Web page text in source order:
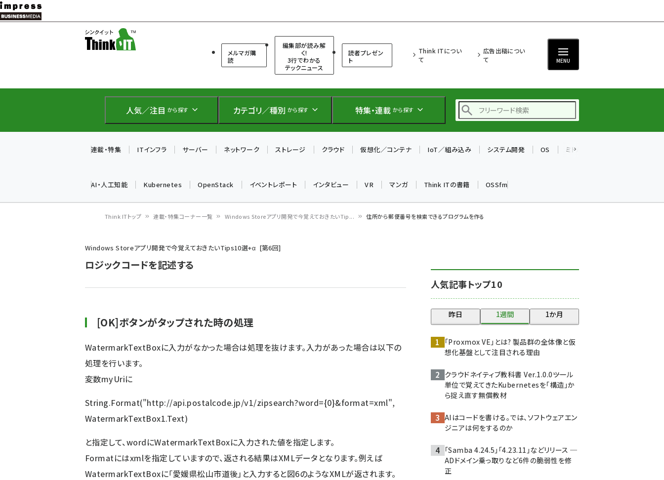
メ
イ
テ
に
メルマガ購
読
編集部が読み解
く!
3行でわかる
テックニュース
読者プレゼン
ト
Think ITについ
て
広告出稿につい
て
MENU
人気／注目 から探す カテゴリ／種別 から探す 特集・連載 から探す
仲間と築いた勝利の絆～
drupal (1963)
genai (1492)
abc123 (1367)
連載・特集 ITインフラ サーバー ネットワーク ストレージ クラウド 仮想化／コンテナ IoT／組み込み システム開発 OS ミドルウェア
AI・人工知能 Kubernetes OpenStack イベントレポート インタビュー VR マンガ Think ITの書籍 OSSfm
ン
く
ず
Think ITトップ 連載・特集コーナー一覧 Windows Storeアプリ開発で今覚えておきたいTip... 住所から郵便番号を検索できるプログラムを作る
Windows Storeアプリ開発で今覚えておきたいTips10選+α 第6回
ロジックコードを記述する
[OK]ボタンがタップされた時の処理
WatermarkTextBoxに入力がなかった場合は処理を抜けます。入力があった場合は以下の
処理を行います。
変数myUriに
String.Format("http://api.postalcode.jp/v1/zipsearch?word={0}&format=xml",
WatermarkTextBox1.Text)
と指定して、wordにWatermarkTextBoxに入力された値を指定します。
Formatにはxmlを指定していますので、返される結果はXMLデータとなります。例えば
WatermarkTextBoxに「愛媛県松山市道後」と入力すると図6のようなXMLが返されます。
人気記事トップ10
昨日 1週間 1か月
「Proxmox VE」とは? 製品群の全体像と仮
想化基盤として注目される理由
クラウドネイティブ教科書 Ver.1.0.0――ツール
単位で覚えてきたKubernetesを「構造」か
ら捉え直す無償教材
AIはコードを書ける。では、ソフトウェアエン
ジニアは何をするのか
「Samba 4.24.5」「4.23.11」などリリース ─
ADドメイン乗っ取りなど6件の脆弱性を修
正